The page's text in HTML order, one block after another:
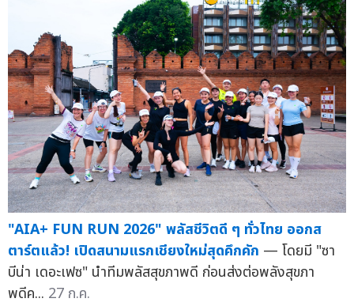
"AIA+ FUN RUN 2026" พลัสชีวิตดี ๆ ทั่วไทย ออกส
ตาร์ตแล้ว! เปิดสนามแรกเชียงใหม่สุดคึกคัก — โดยมี "ซา
บีน่า เดอะเฟซ" นำทีมพลัสสุขภาพดี ก่อนส่งต่อพลังสุขภา
พดีค... 27 ก.ค.